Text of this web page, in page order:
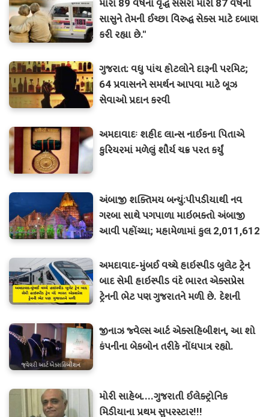
મારા 89 વર્ષના વૃદ્ધ સસરા મારી 87 વર્ષની
સાસુને તેમની ઈચ્છા વિરુદ્ધ સેક્સ માટે દબાણ
કરી રહ્યા છે."
ગુજરાત: વધુ પાંચ હોટલોને દારૂની પરમિટ;
64 પ્રવાસનને સમર્થન આપવા માટે બૂઝ
સેવાઓ પ્રદાન કરવી
અમદાવાદઃ શહીદ લાન્સ નાઈકના પિતાએ
કુરિયરમાં મળેલું શૌર્ય ચક્ર પરત કર્યું
અંબાજી શક્તિમય બન્યું:પીપડીયાથી નવ
ગરબા સાથે પગપાળા માઇભક્તો અંબાજી
આવી પહોંચ્યા; મહામેળામાં કુલ 2,011,612
અમદાવાદ-મુંબઈ વચ્ચે હાઇસ્પીડ બુલેટ ટ્રેન
બાદ સેમી હાઇસ્પીડ વંદે ભારત એક્સપ્રેસ
ટ્રેનની ભેટ પણ ગુજરાતને મળી છે. દેશની
અમદાવાદ-મુંબઈ વચ્ચે દોડતી થશે..
જીનાઝ જ્વેલ્સ આર્ટ એક્સહિબીશન, આ શો
કંપનીના બેકબોન તરીકે નોંધપાત્ર રહ્યો.
મોરી સાહેબ....ગુજરાતી ઈલેક્ટ્રોનિક
મિડીયાના પ્રથમ સુપરસ્ટાર!!!